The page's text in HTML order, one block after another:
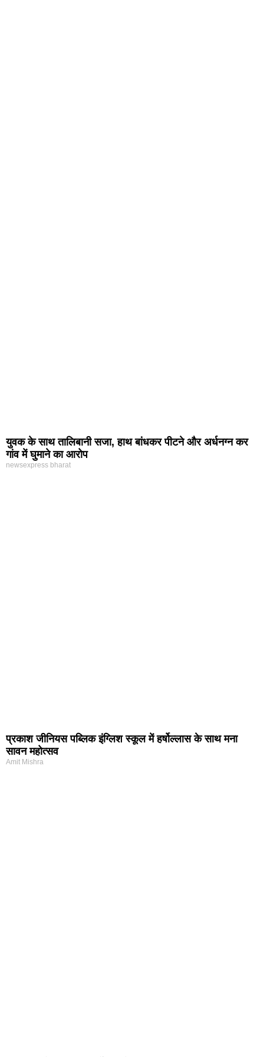
युवक के साथ तालिबानी सजा, हाथ बांधकर पीटने और अर्धनग्न कर
गांव में घुमाने का आरोप
newsexpress bharat
प्रकाश जीनियस पब्लिक इंग्लिश स्कूल में हर्षोल्लास के साथ मना
सावन महोत्सव
Amit Mishra